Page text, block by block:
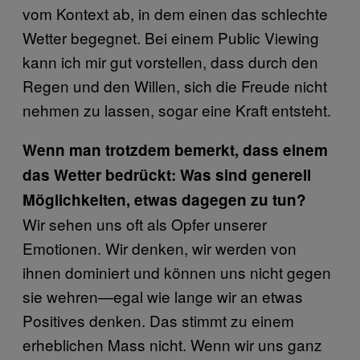
vom Kontext ab, in dem einen das schlechte
Wetter begegnet. Bei einem Public Viewing
kann ich mir gut vorstellen, dass durch den
Regen und den Willen, sich die Freude nicht
nehmen zu lassen, sogar eine Kraft entsteht.
Wenn man trotzdem bemerkt, dass einem
das Wetter bedrückt: Was sind generell
Möglichkeiten, etwas dagegen zu tun?
Wir sehen uns oft als Opfer unserer
Emotionen. Wir denken, wir werden von
ihnen dominiert und können uns nicht gegen
sie wehren—egal wie lange wir an etwas
Positives denken. Das stimmt zu einem
erheblichen Mass nicht. Wenn wir uns ganz